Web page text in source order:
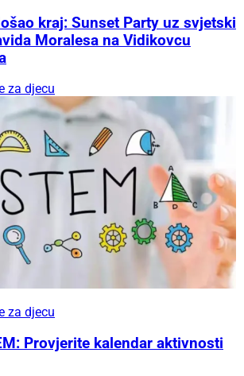
kraj: Sunset Party uz svjetski
Moralesa na Vidikovcu
za djecu
za djecu
Provjerite kalendar aktivnosti